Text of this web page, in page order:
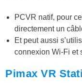
PCVR natif, pour
directement un
Et peut aussi
connexion Wi-Fi et
Pimax VR